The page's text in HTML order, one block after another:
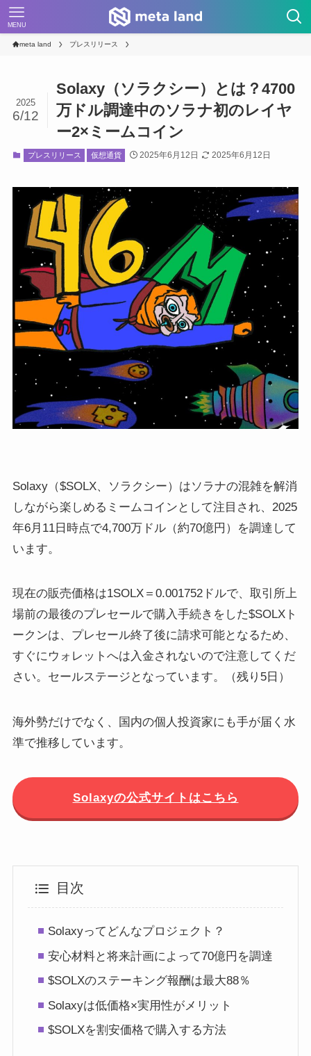
MENU
meta land プレスリリース
Solaxy（ソラクシー）とは？4700
万ドル調達中のソラナ初のレイヤ
ー2×ミームコイン
2025
6/12
プレスリリース 仮想通貨 2025年6月12日 2025年6月12日
Solaxy（$SOLX、ソラクシー）はソラナの混雑を解消
しながら楽しめるミームコインとして注目され、2025
年6月11日時点で4,700万ドル（約70億円）を調達して
います。
現在の販売価格は1SOLX＝0.001752ドルで、取引所上
場前の最後のプレセールで購入手続きをした$SOLXト
ークンは、プレセール終了後に請求可能となるため、
すぐにウォレットへは入金されないので注意してくだ
さい。セールステージとなっています。（残り5日）
海外勢だけでなく、国内の個人投資家にも手が届く水
準で推移しています。
Solaxyの公式サイトはこちら
目次
Solaxyってどんなプロジェクト？
安心材料と将来計画によって70億円を調達
$SOLXのステーキング報酬は最大88％
Solaxyは低価格×実用性がメリット
$SOLXを割安価格で購入する方法